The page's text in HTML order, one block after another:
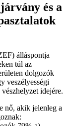
és a
álláspontja
túl az
dolgozók
veszélyességi
idejére.
nő, akik jelenleg a